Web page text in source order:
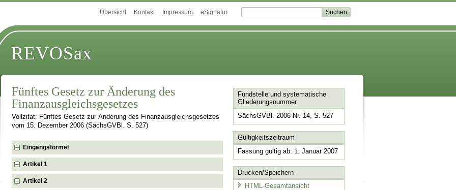
Übersicht Kontakt Impressum eSignatur
REVOSax
Fünftes Gesetz zur Änderung des
Finanzausgleichsgesetzes
Vollzitat: Fünftes Gesetz zur Änderung des Finanzausgleichsgesetzes
vom 15. Dezember 2006 (SächsGVBl. S. 527)
Eingangsformel
Artikel 1
Artikel 2
Fundstelle und systematische
Gliederungsnummer
SächsGVBl. 2006 Nr. 14, S. 527
Gültigkeitszeitraum
Fassung gültig ab: 1. Januar 2007
Drucken/Speichern
HTML-Gesamtansicht